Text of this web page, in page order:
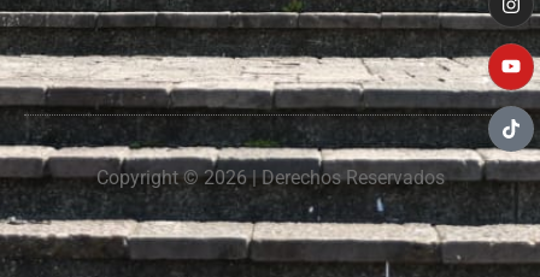
Copyright © 2026 | Derechos Reservados